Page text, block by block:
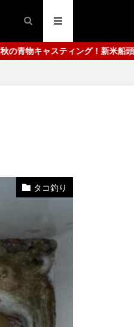
っぷしをご覧ください。使用
タコ釣り